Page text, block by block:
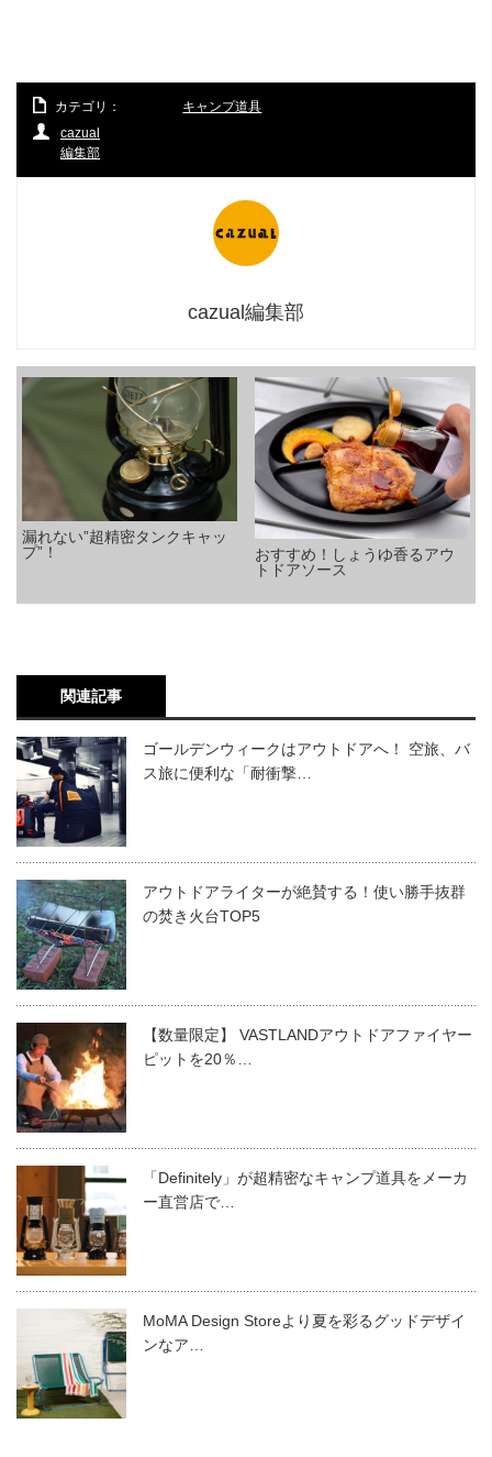
カテゴリ：
キャンプ道具
cazual
編集部
cazual編集部
漏れない”超精密タンクキャッ
プ”！
おすすめ！しょうゆ香るアウ
トドアソース
関連記事
ゴールデンウィークはアウトドアへ！ 空旅、バ
ス旅に便利な「耐衝撃…
アウトドアライターが絶賛する！使い勝手抜群
の焚き火台TOP5
【数量限定】 VASTLANDアウトドアファイヤー
ピットを20％…
「Definitely」が超精密なキャンプ道具をメーカ
ー直営店で…
MoMA Design Storeより夏を彩るグッドデザイ
ンなア…